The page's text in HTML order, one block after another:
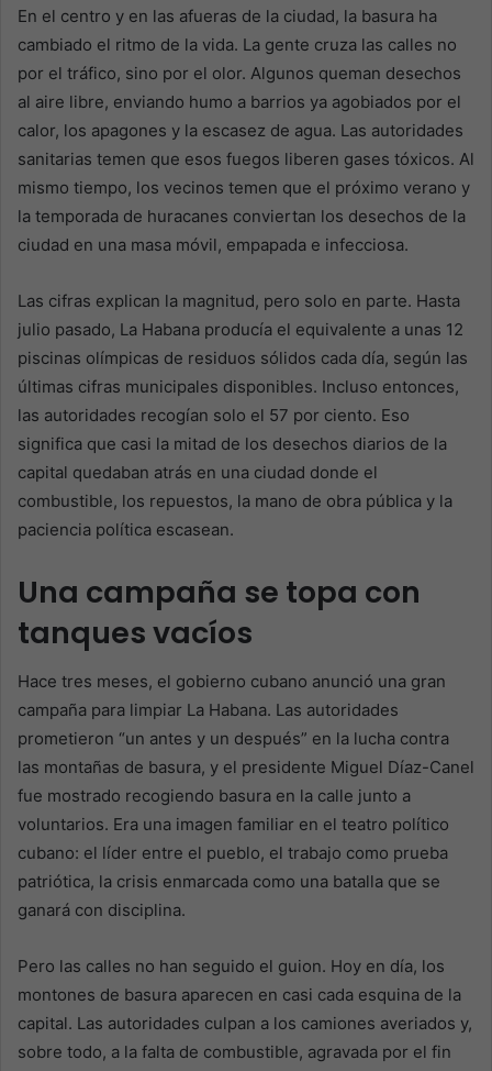
En el centro y en las afueras de la ciudad, la basura ha
cambiado el ritmo de la vida. La gente cruza las calles no
por el tráfico, sino por el olor. Algunos queman desechos
al aire libre, enviando humo a barrios ya agobiados por el
calor, los apagones y la escasez de agua. Las autoridades
sanitarias temen que esos fuegos liberen gases tóxicos. Al
mismo tiempo, los vecinos temen que el próximo verano y
la temporada de huracanes conviertan los desechos de la
ciudad en una masa móvil, empapada e infecciosa.
Las cifras explican la magnitud, pero solo en parte. Hasta
julio pasado, La Habana producía el equivalente a unas 12
piscinas olímpicas de residuos sólidos cada día, según las
últimas cifras municipales disponibles. Incluso entonces,
las autoridades recogían solo el 57 por ciento. Eso
significa que casi la mitad de los desechos diarios de la
capital quedaban atrás en una ciudad donde el
combustible, los repuestos, la mano de obra pública y la
paciencia política escasean.
Una campaña se topa con
tanques vacíos
Hace tres meses, el gobierno cubano anunció una gran
campaña para limpiar La Habana. Las autoridades
prometieron “un antes y un después” en la lucha contra
las montañas de basura, y el presidente Miguel Díaz-Canel
fue mostrado recogiendo basura en la calle junto a
voluntarios. Era una imagen familiar en el teatro político
cubano: el líder entre el pueblo, el trabajo como prueba
patriótica, la crisis enmarcada como una batalla que se
ganará con disciplina.
Pero las calles no han seguido el guion. Hoy en día, los
montones de basura aparecen en casi cada esquina de la
capital. Las autoridades culpan a los camiones averiados y,
sobre todo, a la falta de combustible, agravada por el fin